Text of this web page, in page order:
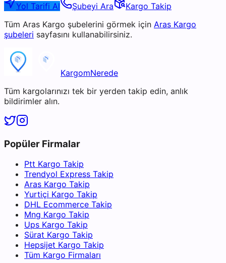
Yol Tarifi Al Şubeyi Ara
Kargo Takip
Tüm Aras Kargo şubelerini görmek için Aras Kargo
şubeleri sayfasını kullanabilirsiniz.
KargomNerede
Tüm kargolarınızı tek bir yerden takip edin, anlık
bildirimler alın.
Popüler Firmalar
Ptt Kargo Takip
Trendyol Express Takip
Aras Kargo Takip
Yurtiçi Kargo Takip
DHL Ecommerce Takip
Mng Kargo Takip
Ups Kargo Takip
Sürat Kargo Takip
Hepsijet Kargo Takip
Tüm Kargo Firmaları